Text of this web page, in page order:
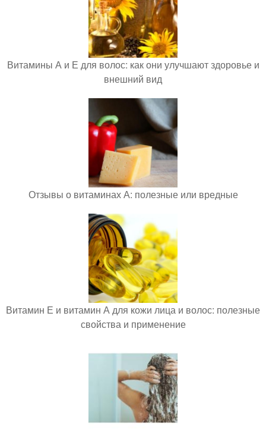
Витамины А и Е для волос: как они улучшают здоровье и
внешний вид
Отзывы о витаминах А: полезные или вредные
Витамин Е и витамин А для кожи лица и волос: полезные
свойства и применение